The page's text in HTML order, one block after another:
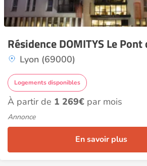
Résidence DOMITYS Le
Lyon (69000)
Logements disponibles
À partir de 1 269€ par mois
Annonce
En savoir plus